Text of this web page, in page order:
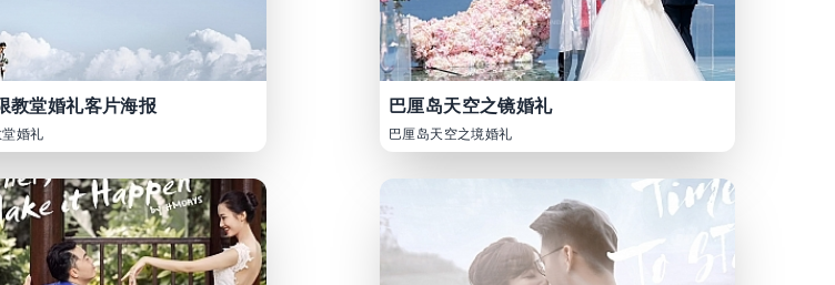
教堂婚礼客片海报
婚礼
巴厘岛天空之镜婚礼
巴厘岛天空之境婚礼